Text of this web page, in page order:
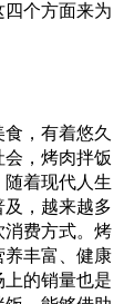
个方面来为
，有着悠久
，烤肉拌饭
着现代人生
，越来越多
消费方式。烤
养丰富、健康
的销量也是